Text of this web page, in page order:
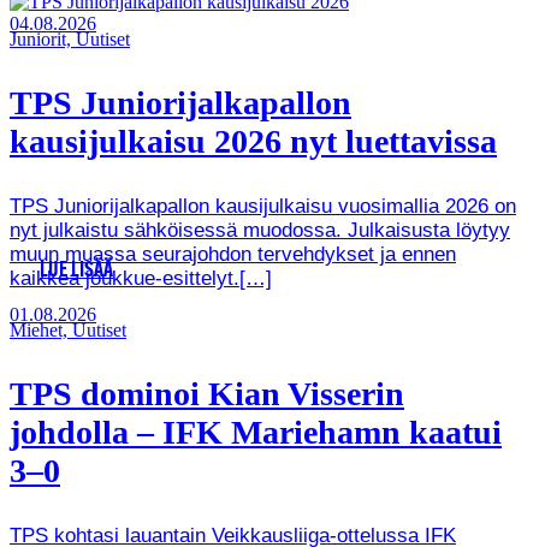
04.08.2026
Juniorit, Uutiset
TPS Juniorijalkapallon
kausijulkaisu 2026 nyt luettavissa
TPS Juniorijalkapallon kausijulkaisu vuosimallia 2026 on
nyt julkaistu sähköisessä muodossa. Julkaisusta löytyy
muun muassa seurajohdon tervehdykset ja ennen
kaikkea joukkue-esittelyt.[…]
LUE LISÄÄ
01.08.2026
Miehet, Uutiset
TPS dominoi Kian Visserin
johdolla – IFK Mariehamn kaatui
3–0
TPS kohtasi lauantain Veikkausliiga-ottelussa IFK